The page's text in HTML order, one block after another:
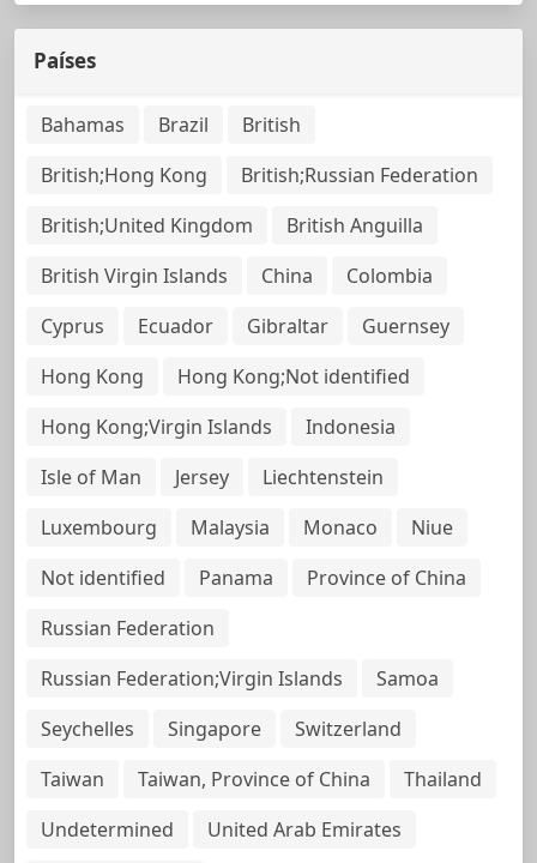
Países
Bahamas Brazil
British
British;Hong Kong
British;Russian Federation
British;United Kingdom
British Anguilla
British Virgin Islands
China
Colombia
Cyprus
Ecuador Gibraltar
Guernsey
Hong Kong
Hong Kong;Not identified
Hong Kong;Virgin Islands
Indonesia
Isle of Man
Jersey
Liechtenstein
Luxembourg
Malaysia Monaco
Niue
Not identified
Panama
Province of China
Russian Federation
Russian Federation;Virgin Islands
Samoa
Seychelles
Singapore
Switzerland
Taiwan
Taiwan, Province of China
Thailand
Undetermined
United Arab Emirates